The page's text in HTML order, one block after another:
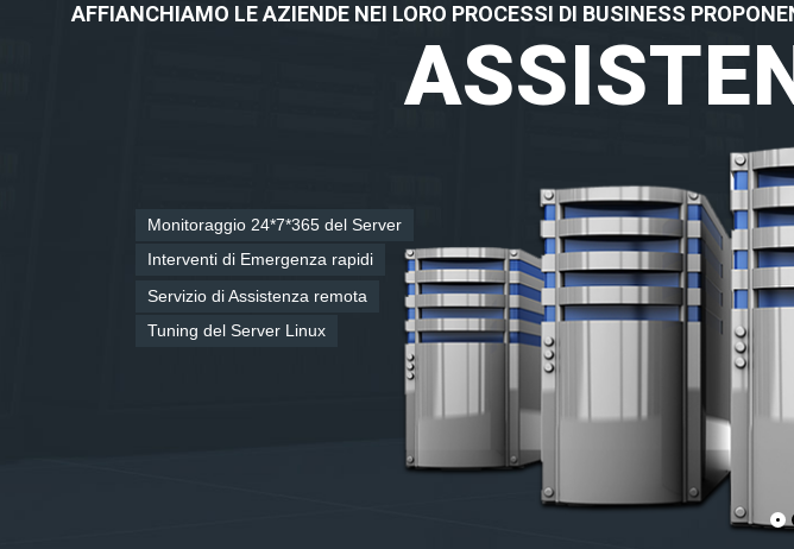
AFFIANCHIAMO LE AZIENDE NEI LORO PROCESSI DI BUSINESS
Monitoraggio 24*7*365 del Server
Interventi di Emergenza rapidi
Servizio di Assistenza remota
Tuning del Server Linux